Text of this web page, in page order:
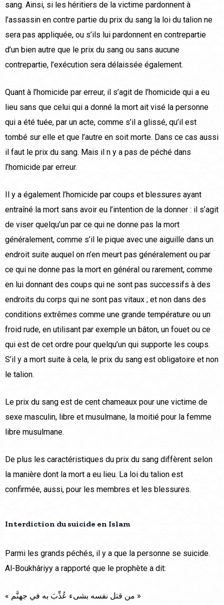
sang. Ainsi, si les héritiers de la victime pardonnent à
l’assassin en contre partie du prix du sang la loi du talion ne
sera pas appliquée, ou s’ils lui pardonnent en contrepartie
d’un bien autre que le prix du sang ou sans aucune
contrepartie, l’exécution sera délaissée également.
Quant à l’homicide par erreur, il s’agit de l’homicide qui a eu
lieu sans que celui qui a donné la mort ait visé la personne
qui a été tuée, par un acte, comme s’il a glissé, qu’il est
tombé sur elle et que l’autre en soit morte. Dans ce cas aussi
il faut le prix du sang. Mais il n y a pas de péché dans
l’homicide par erreur.
Il y a également l’homicide par coups et blessures ayant
entraîné la mort sans avoir eu l’intention de la donner : il s’agit
de viser quelqu’un par ce qui ne donne pas la mort
généralement, comme s’il le pique avec une aiguille dans un
endroit suite auquel on n’en meurt pas généralement ou par
ce qui ne donne pas la mort en général ou rarement, comme
en lui donnant des coups qui ne sont pas successifs à des
endroits du corps qui ne sont pas vitaux ; et non dans des
conditions extrêmes comme une grande température ou un
froid rude, en utilisant par exemple un bâton, un fouet ou ce
qui est de cet ordre pour quelqu’un qui supporte les coups.
S’il y a mort suite à cela, le prix du sang est obligatoire et non
le talion.
Le prix du sang est de cent chameaux pour une victime de
sexe masculin, libre et musulmane, la moitié pour la femme
libre musulmane.
De plus les caractéristiques du prix du sang diffèrent selon
la manière dont la mort a eu lieu. La loi du talion est
confirmée, aussi, pour les membres et les blessures.
Interdiction du suicide en Islam
Parmi les grands péchés, il y a que la personne se suicide.
Al-Boukhâriyy a rapporté que le prophète a dit:
« من قتل نفسه بشىء عُذِّبَ به في جهنَّم »